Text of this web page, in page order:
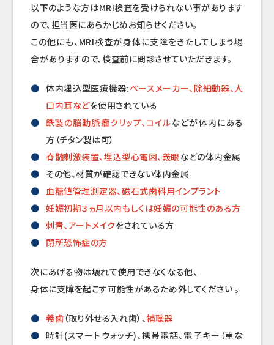
以下のような方はMRI検査を受けられない事があります
ので、担当医にあらかじめお知らせください。
この他にも、MRI検査が身体に支障をきたしてしまう場
合がありますので、検査前に問診させていただきます。
体内埋込型医療機器:ペースメーカー、除細動器、人
口内耳などを使用されている
鉄製の脳動脈瘤クリップ、コイルなどが体内にある
方（チタン製は可）
脊髄刺激装置、埋込型心電図、義眼などの体内金属
その他、材質が確認できない体内金属
血糖値管理測定器、磁石式歯科用インプラント
妊娠初期３ヵ月以内もしくは妊娠の可能性のある方
刺青、アートメイクをされている方
閉所恐怖症の方
次にあげる物は壊れて使用できなくなる他、
身体に支障を起こす可能性があるため外してください 。
義歯（取り外せる入れ歯）、 補聴器
時計(スマートウォッチ)、携帯電話、電子キー（車な